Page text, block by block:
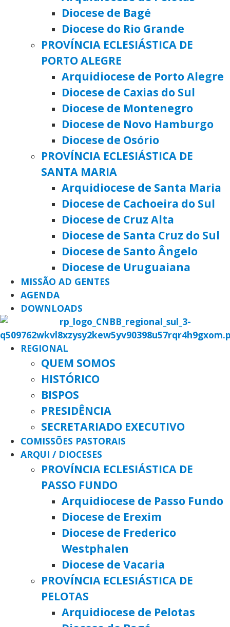
Diocese de Bagé
Diocese do Rio Grande
PROVÍNCIA ECLESIÁSTICA DE
PORTO ALEGRE
Arquidiocese de Porto Alegre
Diocese de Caxias do Sul
Diocese de Montenegro
Diocese de Novo Hamburgo
Diocese de Osório
PROVÍNCIA ECLESIÁSTICA DE
SANTA MARIA
Arquidiocese de Santa Maria
Diocese de Cachoeira do Sul
Diocese de Cruz Alta
Diocese de Santa Cruz do Sul
Diocese de Santo Ângelo
Diocese de Uruguaiana
MISSÃO AD GENTES
AGENDA
DOWNLOADS
REGIONAL
QUEM SOMOS
HISTÓRICO
BISPOS
PRESIDÊNCIA
SECRETARIADO EXECUTIVO
COMISSÕES PASTORAIS
ARQUI / DIOCESES
PROVÍNCIA ECLESIÁSTICA DE
PASSO FUNDO
Arquidiocese de Passo Fundo
Diocese de Erexim
Diocese de Frederico
Westphalen
Diocese de Vacaria
PROVÍNCIA ECLESIÁSTICA DE
PELOTAS
Arquidiocese de Pelotas